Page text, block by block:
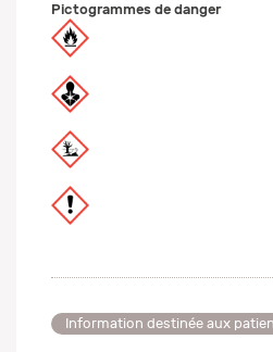
Pictogrammes de danger
Information destinée aux